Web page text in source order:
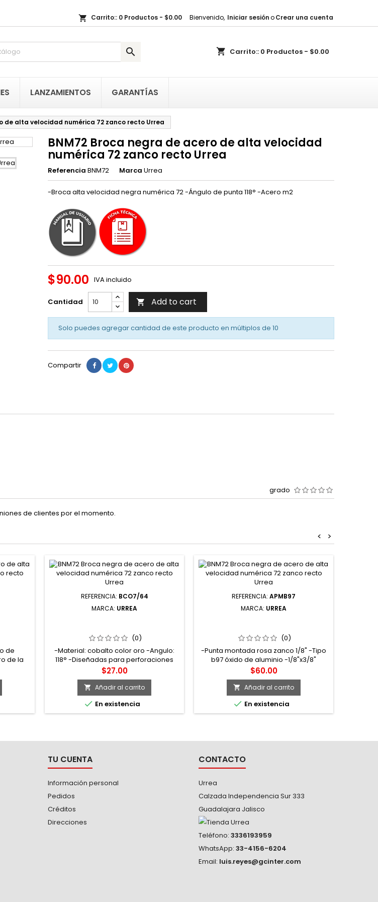
Bienvenido, Iniciar sesiónoCrear una cuenta
shopping_cart Carrito:: 0 Productos - $0.00
shopping_cart Carrito:: 0 Productos - $0.00

LANZAMIENTOS GARANTÍAS
de alta velocidad numérica 72 zanco recto Urrea
BNM72 Broca negra de acero de alta velocidad
numérica 72 zanco recto Urrea
Referencia BNM72 Marca Urrea
-Broca alta velocidad negra numérica 72 -Ángulo de punta 118° -Acero m2
$90.00 IVA incluido
Cantidad  Add to cart
Solo puedes agregar cantidad de este producto en múltiplos de 10
Compartir
grado
de clientes por el momento.
>
<
de
de la
-
para
fresar,
REFERENCIA: BCO7/64
MARCA: URREA
ZANCO RECTO URREA
(0)
-Material: cobalto color oro -Angulo:
118° -Diseñadas para perforaciones
pesadas como metales -Se utiliza en
todo tipo de taladros -No se
recomienda para aceros blandos
Precio
$27.00
 Añadir al carrito
 En existencia
REFERENCIA: APMB97
MARCA: URREA
URREA
(0)
-Punta montada rosa zanco 1/8" -Tipo
b97 óxido de aluminio -1/8"x3/8"
Precio
$60.00
 Añadir al carrito
 En existencia
TU CUENTA
Información personal
Pedidos
Créditos
Direcciones
CONTACTO
Urrea
Calzada Independencia Sur 333
Guadalajara Jalisco
Teléfono: 3336193959
WhatsApp: 33-4156-6204
Email: luis.reyes@gcinter.com
×
×
((cancelText)) ((createText))
×
guardar productos en su lista de deseos.
((loginText))